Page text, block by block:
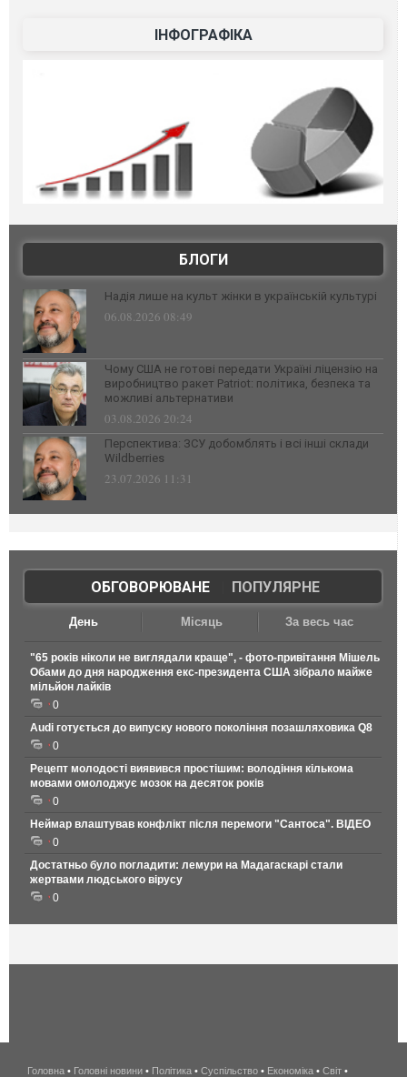
ІНФОГРАФІКА
БЛОГИ
Надія лише на культ жінки в українській культурі
06.08.2026 08:49
Чому США не готові передати Україні ліцензію на
виробництво ракет Patriot: політика, безпека та
можливі альтернативи
03.08.2026 20:24
Перспектива: ЗСУ добомблять і всі інші склади
Wildberries
23.07.2026 11:31
ОБГОВОРЮВАНЕ| ПОПУЛЯРНЕ
День Місяць За весь час
"65 років ніколи не виглядали краще", - фото-привітання Мішель
Обами до дня народження екс-президента США зібрало майже
мільйон лайків
0
Audi готується до випуску нового покоління позашляховика Q8
0
Рецепт молодості виявився простішим: володіння кількома
мовами омолоджує мозок на десяток років
0
Неймар влаштував конфлікт після перемоги "Сантоса". ВІДЕО
0
Достатньо було погладити: лемури на Мадагаскарі стали
жертвами людського вірусу
0
беспроводной
Головна • Головні новини • Політика • Суспільство • Економіка • Світ •